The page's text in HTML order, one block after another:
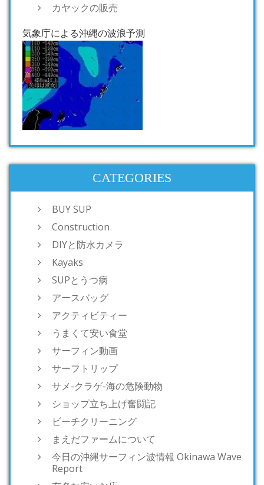
カヤックの販売
気象庁による沖縄の波浪予測
CATEGORIES
BUY SUP
Construction
DIYと防水カメラ
Kayaks
SUPとうつ病
アースバッグ
アクティビティー
うまくて安い食堂
サーフィン動画
サーフトリップ
サメ-クラゲ-海の危険動物
ショップ立ち上げ奮闘記
ビーチクリーニング
まえだファームについて
今日の沖縄サーフィン波情報 Okinawa Wave
Report